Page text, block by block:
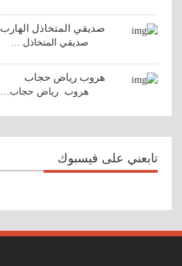
صديقي المتخاذل الهارب
صديقي المتخاذل …
هروب رياض حجاب
هروب رياض حجاب…
تابعني على فيسبوك